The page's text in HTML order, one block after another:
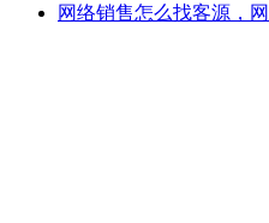
网络销售怎么找客源，